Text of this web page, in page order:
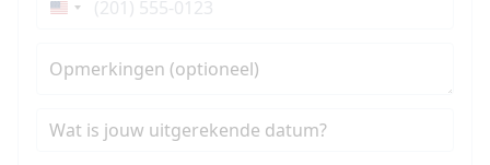
Verenigde
+1
Opmerkingen (optioneel)
Wat is jouw uitgerekende datum?